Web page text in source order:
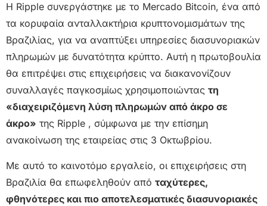
Η Ripple συνεργάστηκε με το Mercado Bitcoin, ένα από
τα κορυφαία ανταλλακτήρια κρυπτονομισμάτων της
Βραζιλίας, για να αναπτύξει υπηρεσίες διασυνοριακών
πληρωμών με δυνατότητα κρύπτο. Αυτή η πρωτοβουλία
θα επιτρέψει στις επιχειρήσεις να διακανονίζουν
συναλλαγές παγκοσμίως χρησιμοποιώντας τη
«διαχειριζόμενη λύση πληρωμών από άκρο σε
άκρο» της Ripple , σύμφωνα με την επίσημη
ανακοίνωση της εταιρείας στις 3 Οκτωβρίου.
Με αυτό το καινοτόμο εργαλείο, οι επιχειρήσεις στη
Βραζιλία θα επωφεληθούν από ταχύτερες,
φθηνότερες και πιο αποτελεσματικές διασυνοριακές